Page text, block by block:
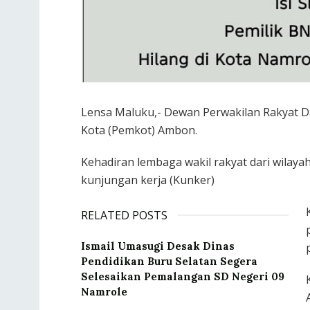
Lensa Maluku,- Dewan Perwakilan Rakyat
Kota (Pemkot) Ambon.
Kehadiran lembaga wakil rakyat dari
kunjungan kerja (Kunker)
RELATED POSTS
Ismail Umasugi Desak Dinas
Pendidikan Buru Selatan Segera
Selesaikan Pemalangan SD Negeri 09
Namrole